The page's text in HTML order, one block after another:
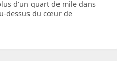
d'un quart de mile dans
dessus du cœur de